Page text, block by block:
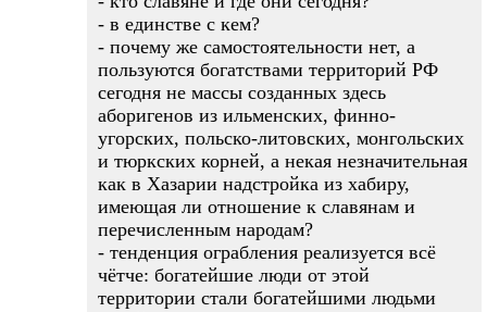
- в единстве с кем?
- почему же самостоятельности нет, а
пользуются богатствами территорий РФ
сегодня не массы созданных здесь
аборигенов из ильменских, финно-
угорских, польско-литовских, монгольских
и тюркских корней, а некая незначительная
как в Хазарии надстройка из хабиру,
имеющая ли отношение к славянам и
перечисленным народам?
- тенденция ограбления реализуется всё
чётче: богатейшие люди от этой
территории стали богатейшими людьми